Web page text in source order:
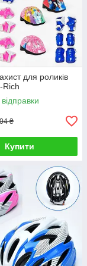
для роликів
Rich
₴
Купити